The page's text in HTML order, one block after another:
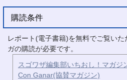
購読条件
レポート(電子書籍)を無料でご覧い
ガの購読が必要です。
スゴワザ編集部いちおし！マガジ
Con Ganar(協賛マガジン)